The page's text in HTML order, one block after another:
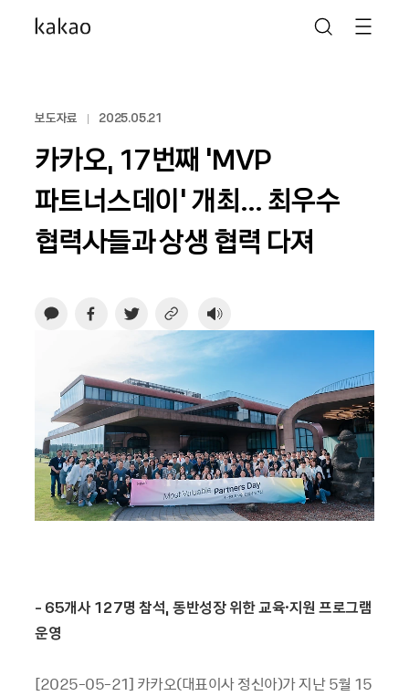
보도자료 2025.05.21
카카오, 17번째 ‘MVP
파트너스데이' 개최… 최우수
협력사들과 상생 협력 다져
- 65개사 127명참석, 동반성장위한교육·지원프로그램
운영
[2025-05-21] 카카오(대표이사 정신아)가 지난 5월 15